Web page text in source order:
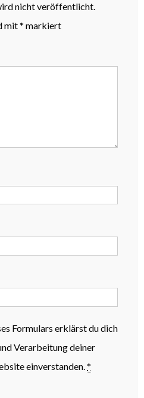
nicht veröffentlicht.
mit* markiert
Formulars erklärst du dich
Verarbeitung deiner
einverstanden.*